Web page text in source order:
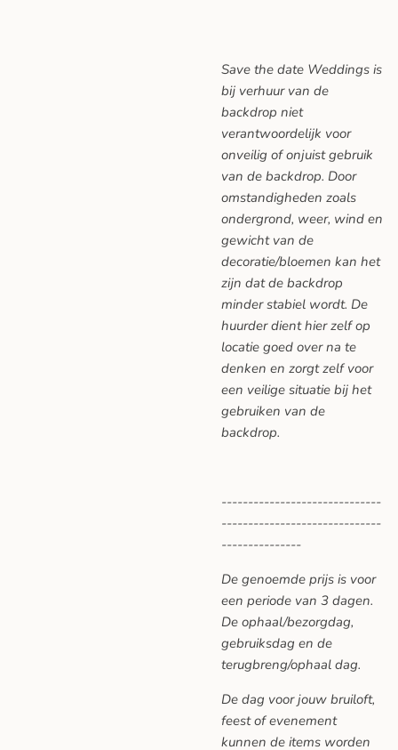
Save the date Weddings is
bij verhuur van de
backdrop niet
verantwoordelijk voor
onveilig of onjuist gebruik
van de backdrop. Door
omstandigheden zoals
ondergrond, weer, wind en
gewicht van de
decoratie/bloemen kan het
zijn dat de backdrop
minder stabiel wordt. De
huurder dient hier zelf op
locatie goed over na te
denken en zorgt zelf voor
een veilige situatie bij het
gebruiken van de
backdrop.
------------------------------
------------------------------
---------------
De genoemde prijs is voor
een periode van 3 dagen.
De ophaal/bezorgdag,
gebruiksdag en de
terugbreng/ophaal dag.
De dag voor jouw bruiloft,
feest of evenement
kunnen de items worden